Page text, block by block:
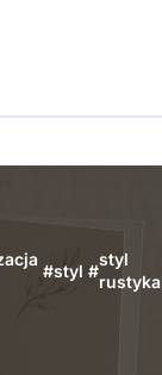
#styl #
styl